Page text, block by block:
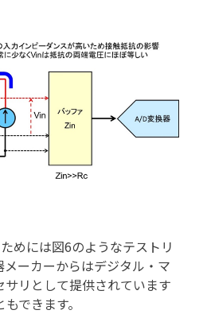
めには図6のようなテストリ
ーカーからはデジタル・マ
サリとして提供されています
できます。